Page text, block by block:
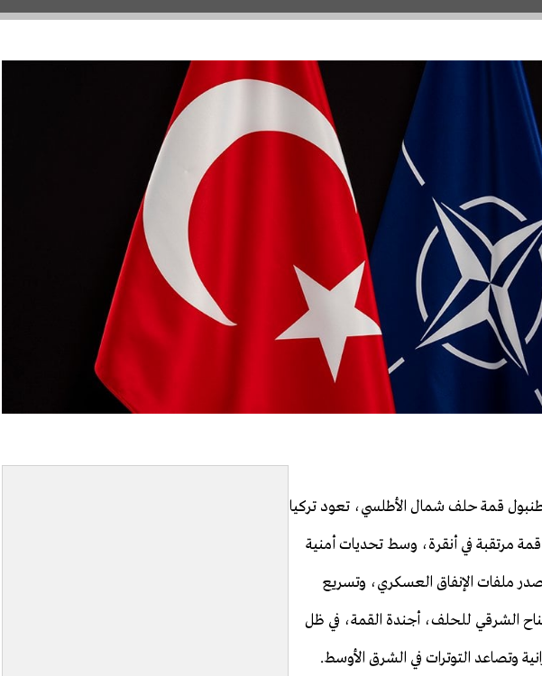
إسطنبول قمة حلف شمال الأطلسي، تعود تركيا
قمة مرتقبة في أنقرة، وسط تحديات أمنية
ملفات الإنفاق العسكري، وتسريع
الشرقي للحلف، أجندة القمة، في ظل
وتصاعد التوترات في الشرق الأوسط.